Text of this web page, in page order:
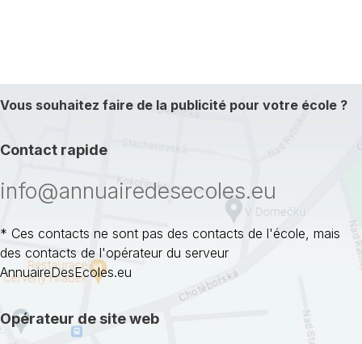
Vous souhaitez faire de la publicité pour votre école ?
Contact rapide
info@annuairedesecoles.eu
* Ces contacts ne sont pas des contacts de l'école, mais
des contacts de l'opérateur du serveur
AnnuaireDesEcoles.eu
Opérateur de site web